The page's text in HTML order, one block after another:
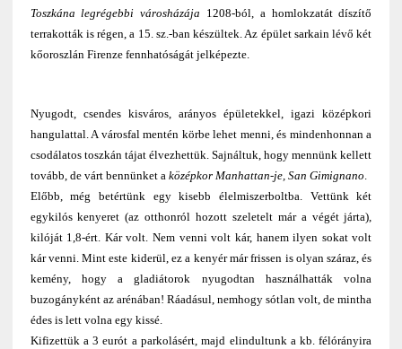
Toszkána legrégebbi városházája 1208-ból, a homlokzatát díszítő
terrakották is régen, a 15. sz.-ban készültek. Az épület sarkain lévő két
kőoroszlán Firenze fennhatóságát jelképezte.
Nyugodt, csendes kisváros, arányos épületekkel, igazi középkori
hangulattal. A városfal mentén körbe lehet menni, és mindenhonnan a
csodálatos toszkán tájat élvezhettük. Sajnáltuk, hogy mennünk kellett
tovább, de várt bennünket a középkor Manhattan-je, San Gimignano
Előbb, még betértünk egy kisebb élelmiszerboltba. Vettünk két
egykilós kenyeret (az otthonról hozott szeletelt már a végét járta),
kilóját 1,8-ért. Kár volt. Nem venni volt kár, hanem ilyen sokat volt
kár venni. Mint este kiderül, ez a kenyér már frissen is olyan száraz, és
kemény, hogy a gladiátorok nyugodtan használhatták volna
buzogányként az arénában! Ráadásul, nemhogy sótlan volt, de mintha
édes is lett volna egy kissé.
Kifizettük a 3 eurót a parkolásért, majd elindultunk a kb. félórányira